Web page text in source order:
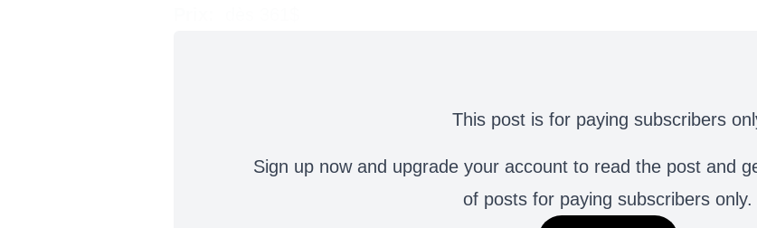
This post is for paying subscribers
Sign up now and upgrade your account to read the post and
of posts for paying subscribers only.